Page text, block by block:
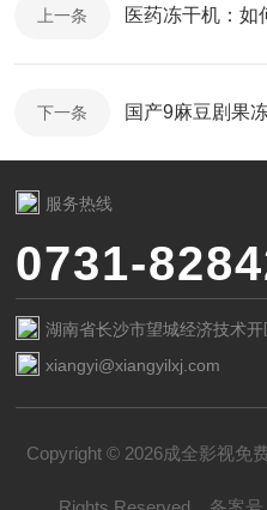
上一条 医药冻干机：如
下一条 国产9麻豆剧果
服务热线
0731-
湖南省长沙市望城经济技术
xiangyi@xiangyilxj.com
Copyright © 2026成全影视免